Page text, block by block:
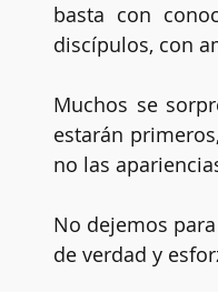
basta con
discípulos, con
Muchos se
estarán
no las
No dejemos
de verdad y